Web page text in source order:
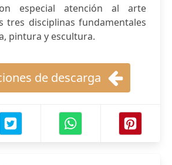
especial atención al arte
tres disciplinas fundamentales
pintura y escultura.
de descarga